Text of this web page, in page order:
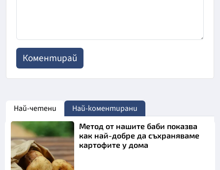
Най-четени Най-коментирани
Метод от нашите баби показва
как най-добре да съхраняваме
картофите у дома